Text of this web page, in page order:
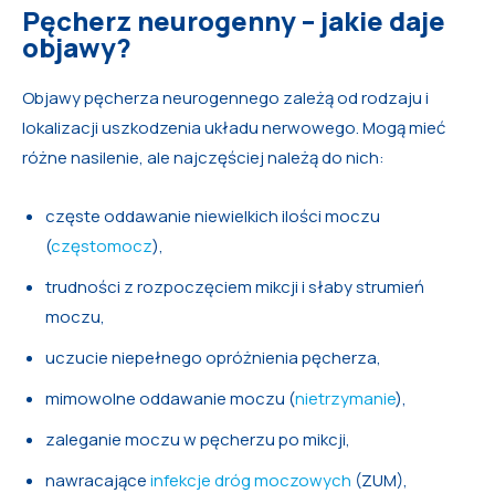
Pęcherz neurogenny – jakie daje
objawy?
Objawy pęcherza neurogennego zależą od rodzaju i
lokalizacji uszkodzenia układu nerwowego. Mogą mieć
różne nasilenie, ale najczęściej należą do nich:
częste oddawanie niewielkich ilości moczu
(częstomocz),
trudności z rozpoczęciem mikcji i słaby strumień
moczu,
uczucie niepełnego opróżnienia pęcherza,
mimowolne oddawanie moczu (nietrzymanie),
zaleganie moczu w pęcherzu po mikcji,
nawracająceinfekcje dróg moczowych (ZUM),